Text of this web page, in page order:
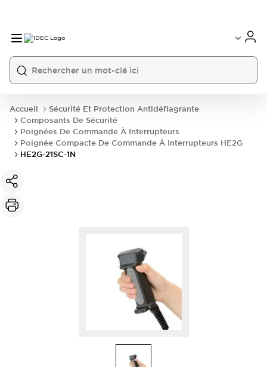
Accueil
Sécurité Et Protection Antidéflagrante
Composants De Sécurité
Poignées De Commande À Interrupteurs
Poignée Compacte De Commande À Interrupteurs HE2G
HE2G-21SC-1N